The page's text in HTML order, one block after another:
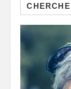
for: